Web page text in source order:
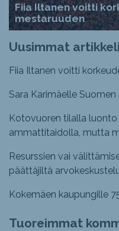
Fiia Iltanen voitti
mestaruuden
Uusimmat
Fiia Iltanen voitti
Sara Karimäelle
Kotovuoren tilalla
ammattitaidolla, mutta
Resurssien vai
päättäjiltä
Kokemäen kaupungille
Tuoreimmat